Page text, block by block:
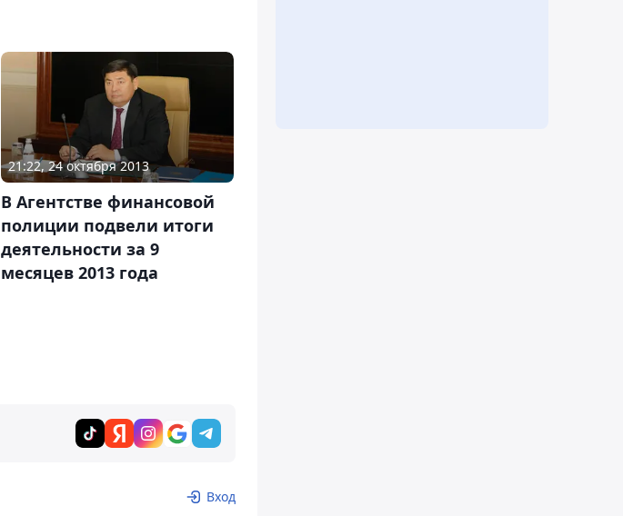
21:22, 24 октября 2013
В Агентстве финансовой
полиции подвели итоги
деятельности за 9
месяцев 2013 года
Вход